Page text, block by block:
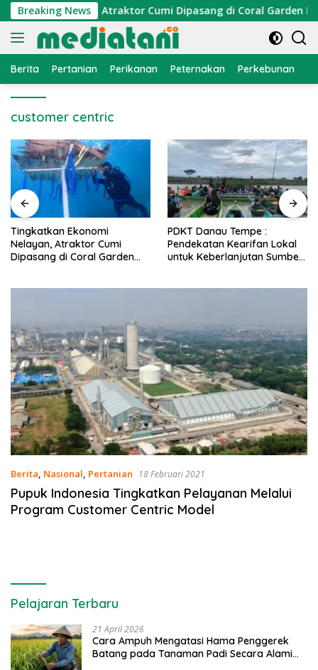
Langsung
ke
konten
Breaking News
Nelayan, Atraktor Cumi Dipasang di Coral Garden
Berita Pertanian Perikanan Peternakan Perkebunan
customer centric
PDKT Danau Tempe :
Pendekatan Kearifan Lokal
untuk Keberlanjutan Sumber
Cara Mengatasi Penyakit
PMK pada Sapi Perah Secara
Alami dan Medis
Berita, Nasional, Pertanian 18 Februari 2021
Pupuk Indonesia Tingkatkan Pelayanan Melalui
Program Customer Centric Model
Pelajaran Terbaru
21 April 2026
Cara Ampuh Mengatasi Hama Penggerek
Batang pada Tanaman Padi Secara Alami